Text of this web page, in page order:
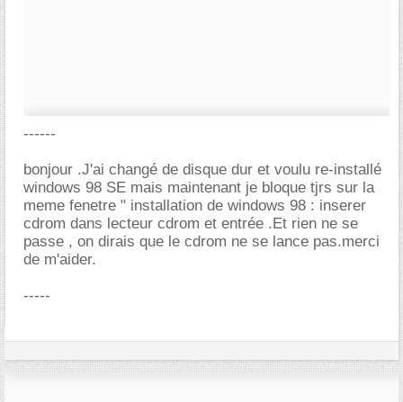
------
bonjour .J'ai changé de disque dur et voulu re-installé
windows 98 SE mais maintenant je bloque tjrs sur la
meme fenetre " installation de windows 98 : inserer
cdrom dans lecteur cdrom et entrée .Et rien ne se
passe , on dirais que le cdrom ne se lance pas.merci
de m'aider.
-----